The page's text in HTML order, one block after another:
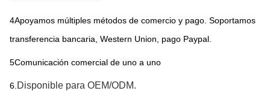
4Apoyamos múltiples métodos de comercio y pago. Soportamos
transferencia bancaria, Western Union, pago Paypal.
5Comunicación comercial de uno a uno
6. Disponible para OEM/ODM.